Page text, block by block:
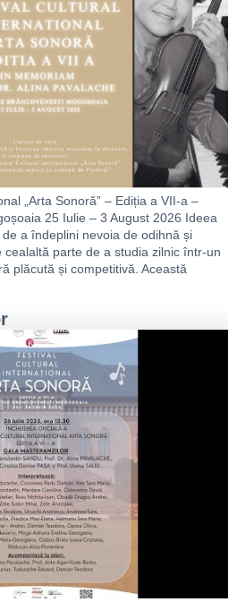
„Arta Sonoră” – Ediția a VII-a –
25 Iulie – 3 August 2026 Ideea
a îndeplini nevoia de odihnă și
parte de a studia zilnic într-un
plăcută și competitivă. Această